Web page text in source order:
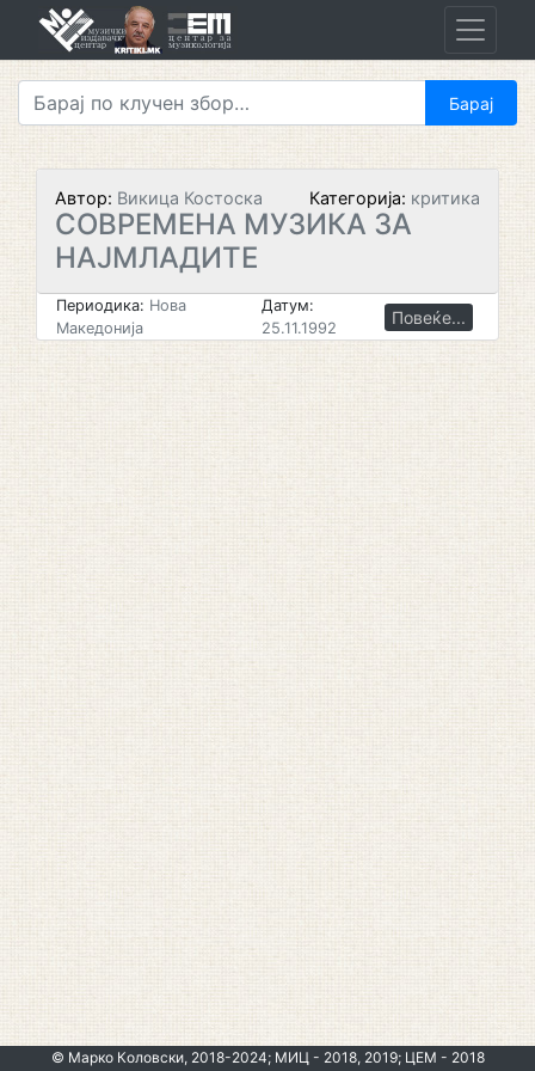
Автор: Викица Костоска Категорија: критика
СОВРЕМЕНА МУЗИКА ЗА
НАЈМЛАДИТЕ
Периодика: Нова
Македонија
Датум:
25.11.1992
Повеќе...
© Марко Коловски, 2018-2024; МИЦ - 2018, 2019; ЦЕМ - 2018